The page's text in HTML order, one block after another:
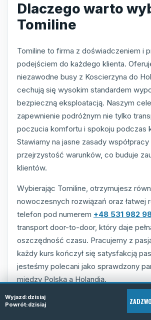
Dlaczego warto
Tomiline
Tomiline to firma z doświadczeniem i
podejściem do każdego klienta.
niezawodne busy z Koscierzyna do
cechują się wysokim standardem
bezpieczną eksploatacją. Naszym
zapewnienie podróżnym nie tylko
poczucia komfortu i spokoju podczas
Stawiamy na jasne zasady współpracy
przejrzystość warunków, co buduje
klientów.
Wybierając Tomiline, otrzymujesz
nowoczesnych rozwiązań oraz łatwej
telefon pod numerem +48 531 982
transport door-to-door, który daje
oszczędność czasu. Pracujemy z
każdy kurs kończył się satysfakcją
jesteśmy polecani jako sprawdzony
między Polską a Holandią.
Sprawdzona i punktualna obsługa
Wyjazd:dzisiaj
Powrót:dzisiaj